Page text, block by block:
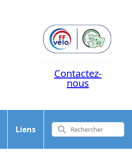
Contactez-
nous
Liens